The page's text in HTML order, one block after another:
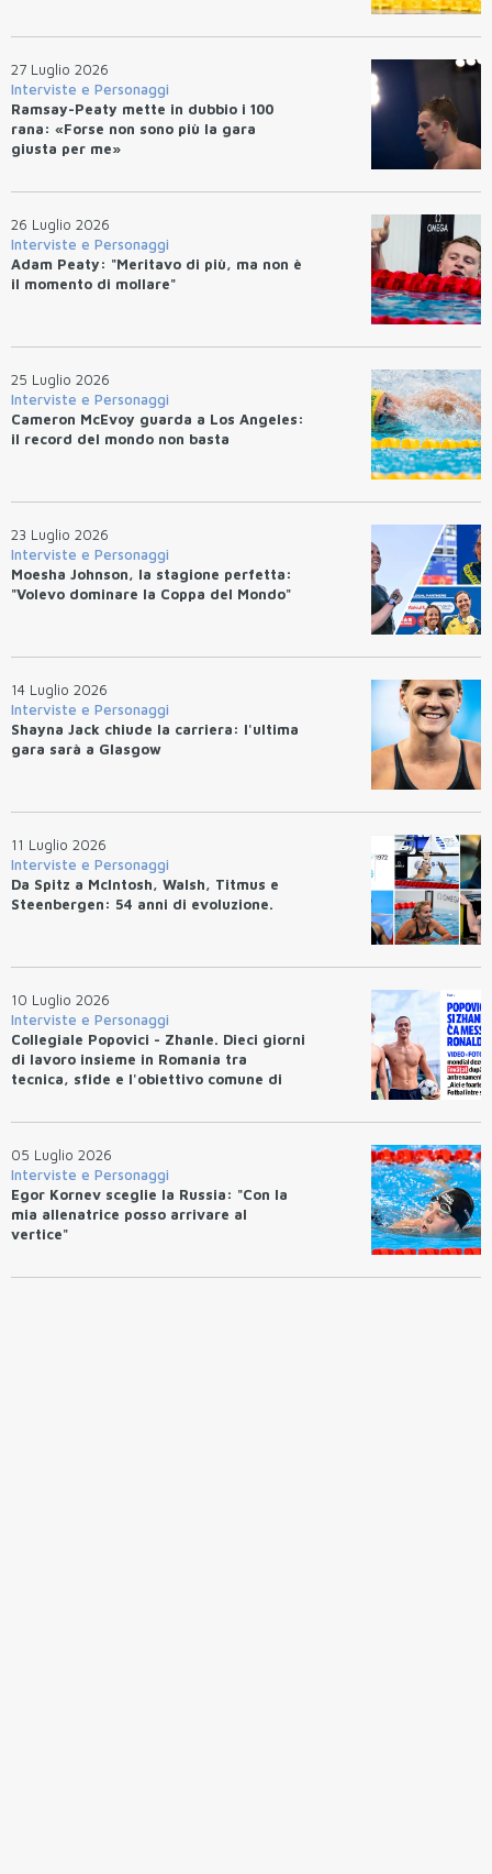
27 Luglio 2026
Interviste e Personaggi
Ramsay-Peaty mette in dubbio i 100
rana: «Forse non sono più la gara
giusta per me»
26 Luglio 2026
Interviste e Personaggi
Adam Peaty: "Meritavo di più, ma non è
il momento di mollare"
25 Luglio 2026
Interviste e Personaggi
Cameron McEvoy guarda a Los Angeles:
il record del mondo non basta
23 Luglio 2026
Interviste e Personaggi
Moesha Johnson, la stagione perfetta:
"Volevo dominare la Coppa del Mondo"
14 Luglio 2026
Interviste e Personaggi
Shayna Jack chiude la carriera: l'ultima
gara sarà a Glasgow
11 Luglio 2026
Interviste e Personaggi
Da Spitz a McIntosh, Walsh, Titmus e
Steenbergen: 54 anni di evoluzione.
10 Luglio 2026
Interviste e Personaggi
Collegiale Popovici - Zhanle. Dieci giorni
di lavoro insieme in Romania tra
tecnica, sfide e l'obiettivo comune di
05 Luglio 2026
Interviste e Personaggi
Egor Kornev sceglie la Russia: "Con la
mia allenatrice posso arrivare al
vertice"